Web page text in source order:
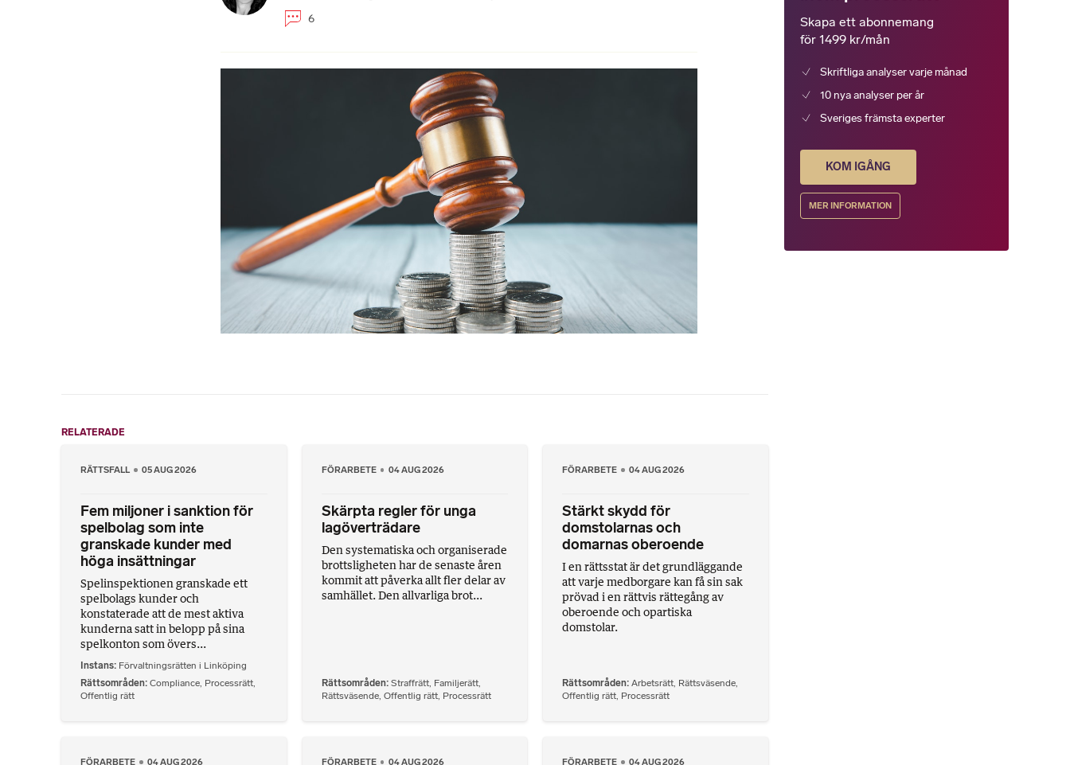
6
RELATERADE
RÄTTSFALL 05 AUG 2026
Fem miljoner i sanktion för
spelbolag som inte
granskade kunder med
höga insättningar
Spelinspektionen granskade ett
spelbolags kunder och
konstaterade att de mest aktiva
kunderna satt in belopp på sina
spelkonton som övers...
Instans Förvaltningsrätten i Linköping
Rättsområden Compliance, Processrätt,
Offentlig rätt
FÖRARBETE 04 AUG 2026
Skärpta regler för unga
lagöverträdare
Den systematiska och organiserade
brottsligheten har de senaste åren
kommit att påverka allt fler delar av
samhället. Den allvarliga brot...
Rättsområden Straffrätt, Familjerätt,
Rättsväsende, Offentlig rätt, Processrätt
FÖRARBETE 04 AUG 2026
Stärkt skydd för
domstolarnas och
domarnas oberoende
I en rättsstat är det grundläggande
att varje medborgare kan få sin sak
prövad i en rättvis rättegång av
oberoende och opartiska
domstolar.
Rättsområden Arbetsrätt, Rättsväsende,
Offentlig rätt, Processrätt
FÖRARBETE 04 AUG 2026 FÖRARBETE 04 AUG 2026 FÖRARBETE 04 AUG 2026
Skapa ett abonnemang
för 1499 kr/mån
Skriftliga analyser varje månad
10 nya analyser per år
Sveriges främsta experter
KOM IGÅNG
MER INFORMATION